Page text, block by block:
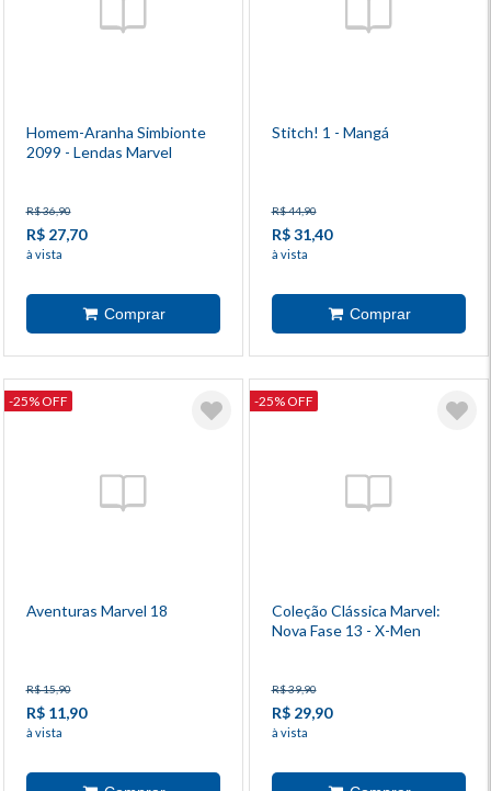
Homem-Aranha Simbionte
2099 - Lendas Marvel
R$ 36,90
R$ 27,70
à vista
Stitch! 1 - Mangá
R$ 44,90
R$ 31,40
à vista
-25% OFF
Aventuras Marvel 18
R$ 15,90
R$ 11,90
à vista
-25% OFF
Coleção Clássica Marvel:
Nova Fase 13 - X-Men
R$ 39,90
R$ 29,90
à vista